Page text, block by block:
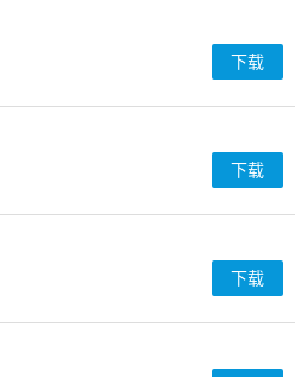
下载
下载
下载